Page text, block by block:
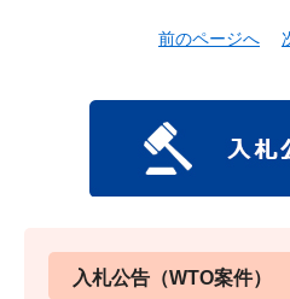
前のページへ
入札公告（WTO案件）